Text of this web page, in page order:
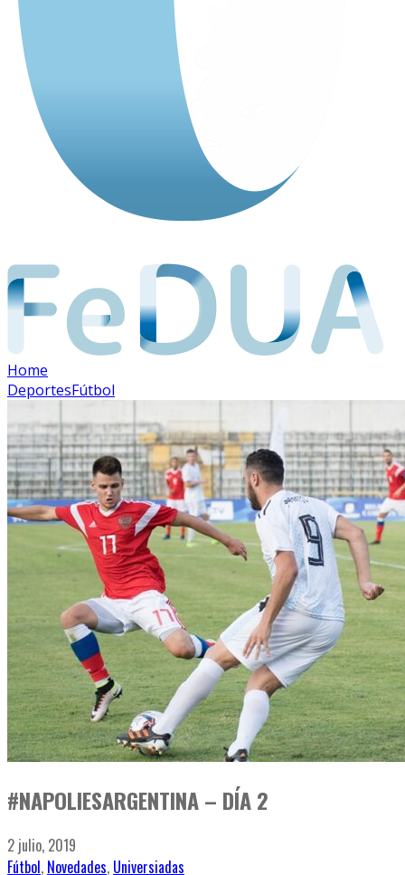
Home
DeportesFútbol
#NAPOLIESARGENTINA – DÍA 2
2 julio, 2019
Fútbol, Novedades, Universiadas